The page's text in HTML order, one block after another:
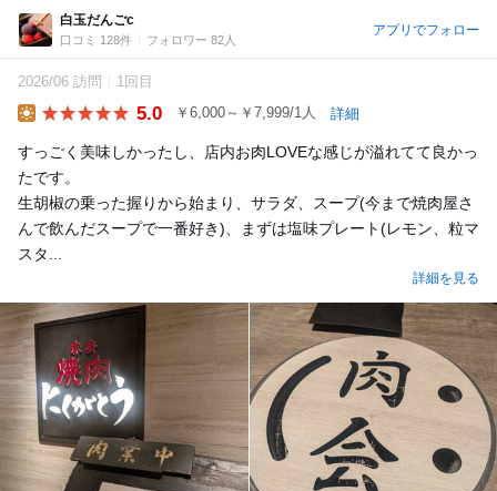
白玉だんごc
口コミ 128件 フォロワー 82人
アプリでフォロー
2026/06 訪問 1回目
5.0 ￥6,000～￥7,999/1人 詳細
すっごく美味しかったし、店内お肉LOVEな感じが溢れてて良かっ
たです。
生胡椒の乗った握りから始まり、サラダ、スープ(今まで焼肉屋さ
んで飲んだスープで一番好き)、まずは塩味プレート(レモン、粒マ
スタ...
詳細を見る